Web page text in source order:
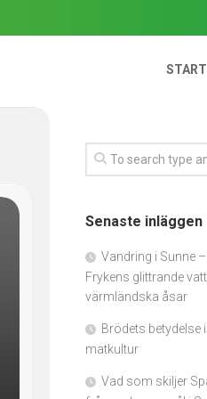
START
Senaste inläggen
Vandring i Sunne
Frykens glittrande
värmländska åsar
Brödets betydelse
matkultur
Vad som skiljer